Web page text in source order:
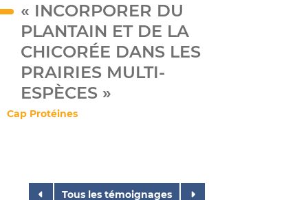
« INCORPORER DU
PLANTAIN ET DE LA
CHICORÉE DANS LES
PRAIRIES MULTI-
ESPÈCES »
Cap Protéines
Tous les témoignages